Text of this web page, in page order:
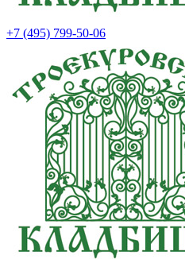
+7 (495) 799-50-06